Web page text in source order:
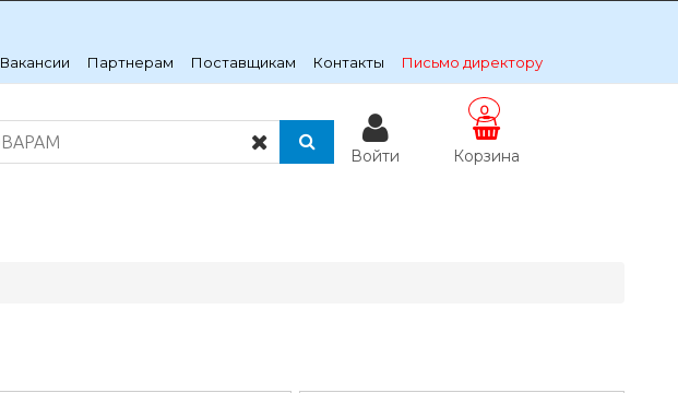
Вакансии Партнерам Поставщикам Контакты Письмо директору
Войти Корзина
0